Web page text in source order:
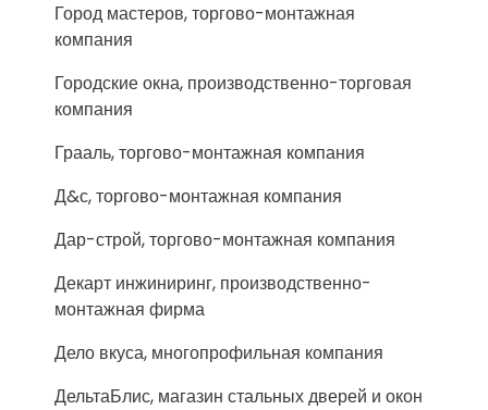
Город мастеров, торгово-монтажная
компания
Городские окна, производственно-торговая
компания
Грааль, торгово-монтажная компания
Д&с, торгово-монтажная компания
Дар-строй, торгово-монтажная компания
Декарт инжиниринг, производственно-
монтажная фирма
Дело вкуса, многопрофильная компания
ДельтаБлис, магазин стальных дверей и окон